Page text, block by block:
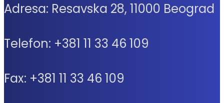
Adresa: Resavska 28, 11000 Beograd
Telefon: +381 11 33 46 109
Fax: +381 11 33 46 109